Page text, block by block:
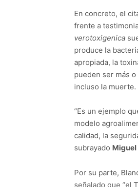
En concreto, el
frente a
verotoxigenica
produce la
apropiada, la
pueden ser más
incluso la muerte.
“Es un ejemplo
modelo
calidad, la
subrayado Miguel
Por su parte,
señalado que “el